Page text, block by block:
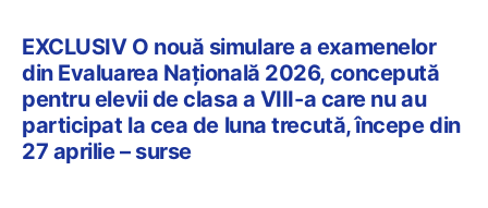
EXCLUSIV O nouă simulare a examenelor
din Evaluarea Națională 2026, concepută
pentru elevii de clasa a VIII-a care nu au
participat la cea de luna trecută, începe din
27 aprilie – surse